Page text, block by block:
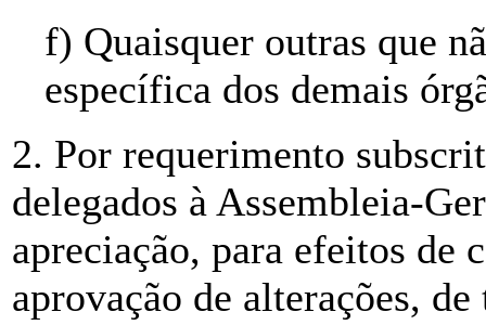
f) Quaisquer outras que
específica dos demais
2. Por requerimento
delegados à Assembleia-
apreciação, para efeitos de
aprovação de alterações,